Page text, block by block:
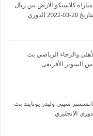
كلاسيكو الارض بين ريال
مدريد وبرشلونة بث مباشر بتاريخ 20-03-2022 الدوري
والرجاء الرياضي بث
سيتي وليدز يونايتد بث